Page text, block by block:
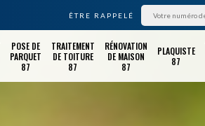
ÊTRE RAPPELÉ
POSE DE
PARQUET
87
TRAITEMENT
DE TOITURE
87
RÉNOVATION
DE MAISON
87
PLAQUISTE
87